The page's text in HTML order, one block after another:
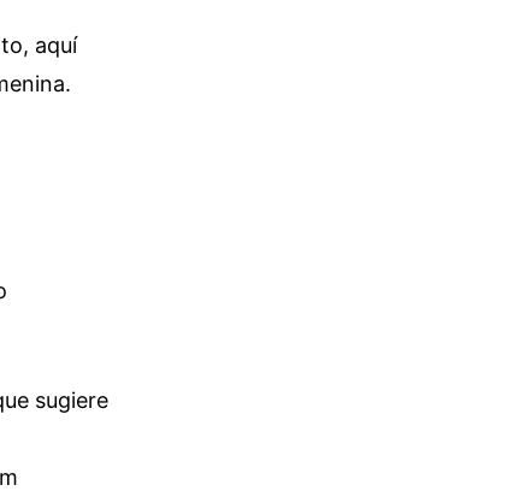
aquí
sugiere